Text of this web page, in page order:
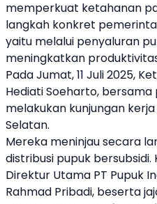
memperkuat ketahanan
langkah konkret
yaitu melalui penyaluran
meningkatkan
Pada Jumat, 11 Juli 2025,
Hediati Soeharto, bersama
melakukan kunjungan
Selatan.
Mereka meninjau secara
distribusi pupuk
Direktur Utama PT Pupuk
Rahmad Pribadi, beserta